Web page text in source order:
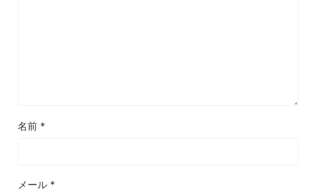
名前 *
メール *